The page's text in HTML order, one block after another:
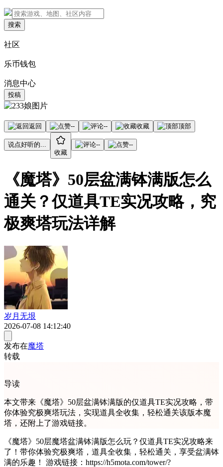
搜索
社区
乐币钱包
消息中心
投稿
返回 -- -- 收藏 顶部
说点好听的...
收藏
-- --
《魔塔》50层盆满钵满版怎么
通关？仅道具TE实况攻略，究
极爽塔玩法详解
岁月无垠
2026-07-08 14:12:40
发布在魔塔
转载
导读
本文带来《魔塔》50层盆满钵满版的仅道具TE实况攻略，带
你体验究极爽塔玩法，实现道具全收集，轻松通关该版本魔
塔，还附上了游戏链接。
《魔塔》50层魔塔盆满钵满版怎么玩？仅道具TE实况攻略来
了！带你体验究极爽塔，道具全收集，轻松通关，享受盆满钵
满的乐趣！ 游戏链接：https://h5mota.com/tower/?